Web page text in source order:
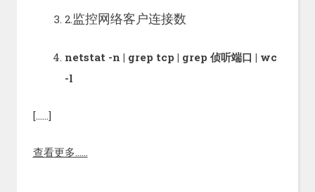
2. 监控网络客户连接数
netstat -n | grep tcp | grep 侦听端口 | wc
-l
[……]
查看更多……